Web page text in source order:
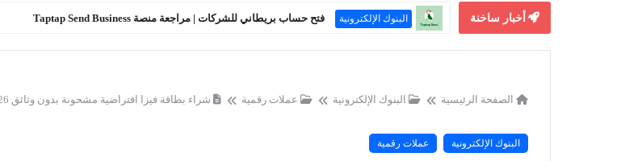
أخبار ساخنة البنوك الإلكترونية فتح حساب بريطاني للشركات | مراجعة منصة Taptap Send Business
الصفحة الرئيسية البنوك الإلكترونية عملات رقمية شراء بطاقة فيزا افتراضية مشحونة بدون وثائق 2026
البنوك الإلكترونية عملات رقمية